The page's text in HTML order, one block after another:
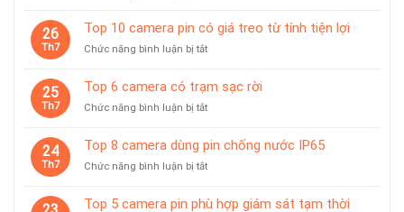
10
camera
giám
chuyên
cho
vàng
26
Th7
Top 10 camera pin có giá treo từ tính tiện lợi
Chức năng bình luận bị tắtở
camera
pin
giá
từ
tiện
25
Th7
Top 6 camera có trạm sạc rời
Chức năng bình luận bị tắtở
6
camera
có
sạc
24
Th7
Top 8 camera dùng pin chống nước IP65
Chức năng bình luận bị tắtở
8
Top 5 camera pin phù hợp giám sát tạm thời